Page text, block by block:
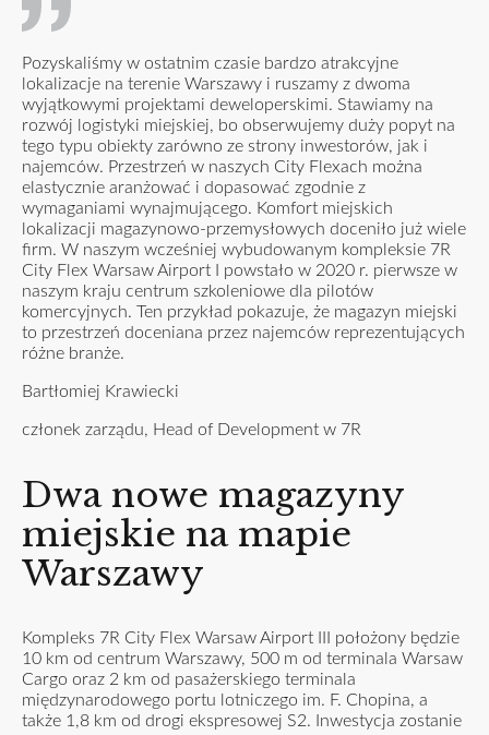
Pozyskaliśmy w ostatnim czasie bardzo atrakcyjne
lokalizacje na terenie Warszawy i ruszamy z dwoma
wyjątkowymi projektami deweloperskimi. Stawiamy na
rozwój logistyki miejskiej, bo obserwujemy duży popyt na
tego typu obiekty zarówno ze strony inwestorów, jak i
najemców. Przestrzeń w naszych City Flexach można
elastycznie aranżować i dopasować zgodnie z
wymaganiami wynajmującego. Komfort miejskich
lokalizacji magazynowo-przemysłowych doceniło już wiele
firm. W naszym wcześniej wybudowanym kompleksie 7R
City Flex Warsaw Airport I powstało w 2020 r. pierwsze w
naszym kraju centrum szkoleniowe dla pilotów
komercyjnych. Ten przykład pokazuje, że magazyn miejski
to przestrzeń doceniana przez najemców reprezentujących
różne branże.
Bartłomiej Krawiecki
członek zarządu, Head of Development w 7R
Dwa nowe magazyny
miejskie na mapie
Warszawy
Kompleks 7R City Flex Warsaw Airport III położony będzie
10 km od centrum Warszawy, 500 m od terminala Warsaw
Cargo oraz 2 km od pasażerskiego terminala
międzynarodowego portu lotniczego im. F. Chopina, a
także 1,8 km od drogi ekspresowej S2. Inwestycja zostanie